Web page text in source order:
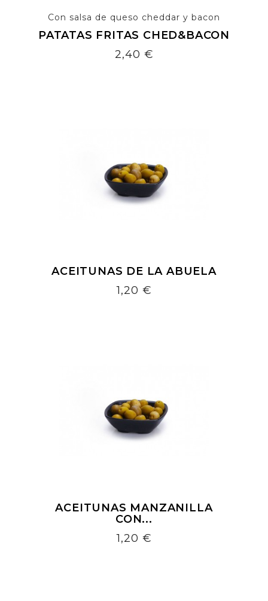
Con salsa de queso cheddar y bacon
PATATAS FRITAS CHED&BACON
Precio
2,40 €
ACEITUNAS DE LA ABUELA
Precio
1,20 €
ACEITUNAS MANZANILLA
CON...
Precio
1,20 €